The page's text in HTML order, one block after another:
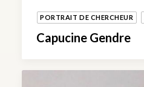
PORTRAIT DE CHERCHEUR
Capucine Gendre